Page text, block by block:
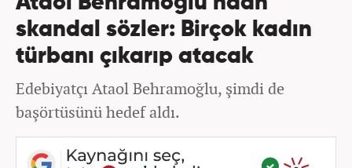
skandal sözler: Birçok kadın
türbanı çıkarıp atacak
Edebiyatçı Ataol Behramoğlu, şimdi de
başörtüsünü hedef aldı.